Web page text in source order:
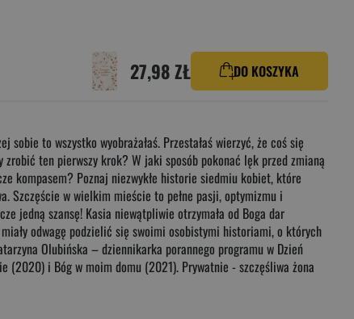
27,98 ZŁ DO KOSZYKA
to wszystko wyobrażałaś. Przestałaś wierzyć, że coś się
ten pierwszy krok? W jaki sposób pokonać lęk przed zmianą
kompasem? Poznaj niezwykłe historie siedmiu kobiet, które
Szczęście w wielkim mieście to pełne pasji, optymizmu i
jedną szansę! Kasia niewątpliwie otrzymała od Boga dar
odwagę podzielić się swoimi osobistymi historiami, o których
Olubińska – dziennikarka porannego programu w Dzień
(2020) i Bóg w moim domu (2021). Prywatnie - szczęśliwa żona